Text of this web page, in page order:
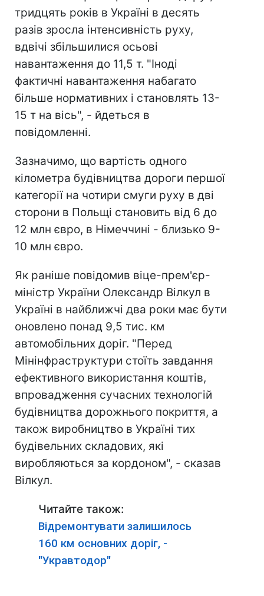
тридцять років в Україні в десять
разів зросла інтенсивність руху,
вдвічі збільшилися осьові
навантаження до 11,5 т. "Іноді
фактичні навантаження набагато
більше нормативних і становлять 13-
15 т на вісь", - йдеться в
повідомленні.
Зазначимо, що вартість одного
кілометра будівництва дороги першої
категорії на чотири смуги руху в дві
сторони в Польщі становить від 6 до
12 млн євро, в Німеччині - близько 9-
10 млн євро.
Як раніше повідомив віце-прем'єр-
міністр України Олександр Вілкул в
Україні в найближчі два роки має бути
оновлено понад 9,5 тис. км
автомобільних доріг. "Перед
Мінінфраструктури стоїть завдання
ефективного використання коштів,
впровадження сучасних технологій
будівництва дорожнього покриття, а
також виробництво в Україні тих
будівельних складових, які
виробляються за кордоном", - сказав
Вілкул.
Читайте також:
Відремонтувати залишилось
160 км основних доріг, -
"Укравтодор"